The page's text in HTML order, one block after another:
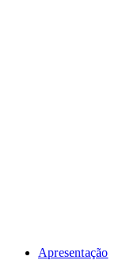
Apresentação